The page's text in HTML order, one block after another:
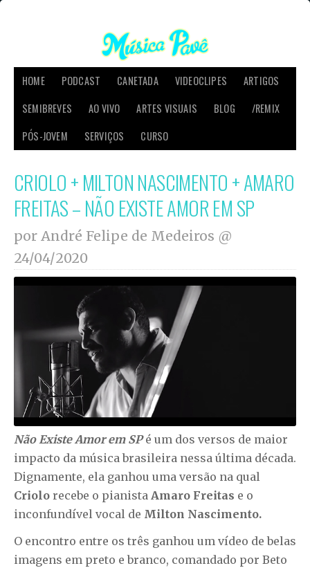
HOME PODCAST CANETADA VIDEOCLIPES
ARTIGOS
SEMIBREVES
AO VIVO ARTES VISUAIS BLOG
/REMIX
PÓS-JOVEM
SERVIÇOS CURSO
CRIOLO + MILTON NASCIMENTO + AMARO
FREITAS – NÃO EXISTE AMOR EM SP
por André Felipe de Medeiros @
24/04/2020
Não Existe Amor em SPé um dos versos de maior
impacto da música brasileira nessa última década.
Dignamente, ela ganhou uma versão na qual
Criolo recebe o pianista Amaro Freitas e o
inconfundível vocal de Milton Nascimento.
O encontro entre os três ganhou um vídeo de belas
imagens em preto e branco, comandado por Beto